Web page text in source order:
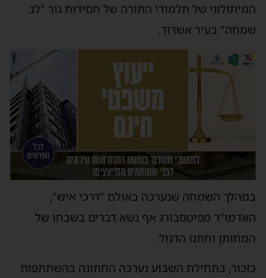
המיתולוגי של תלמודי התורה של חסידות גור "לב
שמחה" בעיר אשדוד.
במהלך השמחה שנערכה באולם "דרכי איש",
האדמו"ר מפיטסבורג אף נשא דברים בשבחו של
המחותן וחתנו הדגול.
כזכור, בתחילת השבוע נערכה החתונה בהשתתפות